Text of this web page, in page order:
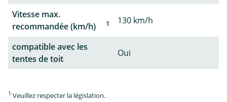
Vitesse max.
recommandée (km/h)
1 130 km/h
compatible avec les
tentes de toit
Oui
1 Veuillez respecter la législation.